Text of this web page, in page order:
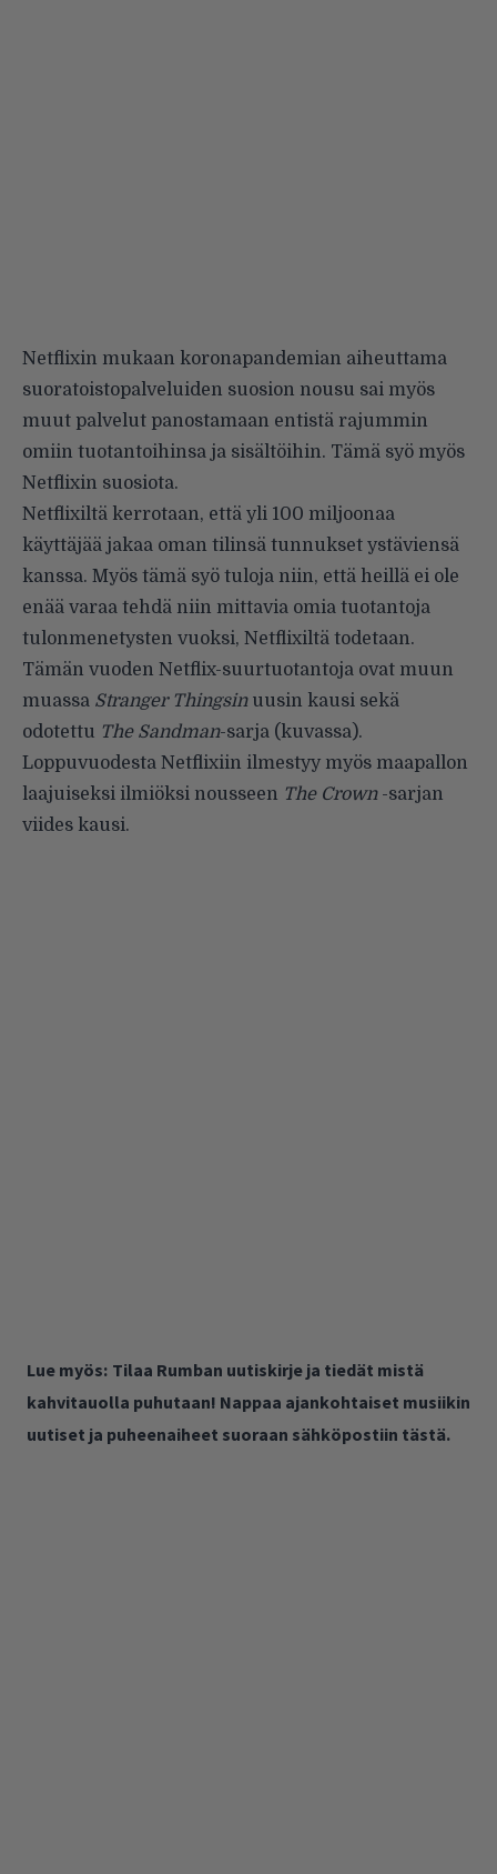
Netflixin mukaan koronapandemian aiheuttama
suoratoistopalveluiden suosion nousu sai myös
muut palvelut panostamaan entistä rajummin
omiin tuotantoihinsa ja sisältöihin. Tämä syö myös
Netflixin suosiota.
Netflixiltä kerrotaan, että yli 100 miljoonaa
käyttäjää jakaa oman tilinsä tunnukset ystäviensä
kanssa. Myös tämä syö tuloja niin, että heillä ei ole
enää varaa tehdä niin mittavia omia tuotantoja
tulonmenetysten vuoksi, Netflixiltä todetaan.
Tämän vuoden Netflix-suurtuotantoja ovat muun
muassa Stranger Thingsinuusin kausi sekä
odotettu The Sandman-sarja (kuvassa).
Loppuvuodesta Netflixiin ilmestyy myös maapallon
laajuiseksi ilmiöksi nousseen The Crown-sarjan
viides kausi.
Lue myös: Tilaa Rumban uutiskirje ja tiedät mistä
kahvitauolla puhutaan! Nappaa ajankohtaiset musiikin
uutiset ja puheenaiheet suoraan sähköpostiin tästä.